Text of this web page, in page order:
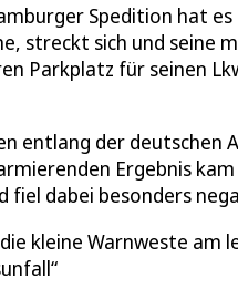
Spedition hat
streckt sich und seine
Parkplatz für seinen
entlang der
Ergebnis
fiel dabei besonders
kleine Warnweste am